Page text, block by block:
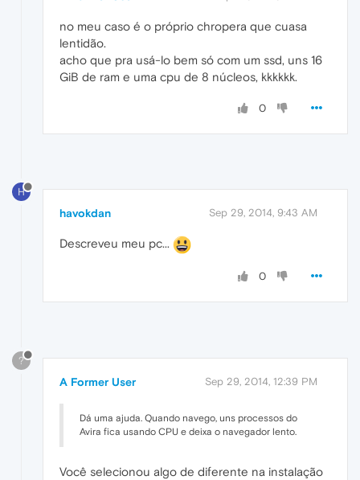
no meu caso é o próprio chropera que cuasa
lentidão.
acho que pra usá-lo bem só com um ssd, uns 16
GiB de ram e uma cpu de 8 núcleos, kkkkkk.
0
H
havokdan Sep 29, 2014, 9:43 AM
Descreveu meu pc...
0
?
A Former User Sep 29, 2014, 12:39 PM
Dá uma ajuda. Quando navego, uns processos do
Avira fica usando CPU e deixa o navegador lento.
Você selecionou algo de diferente na instalação